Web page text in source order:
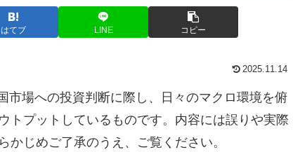
はてブ LINE コピー
2025.11.14
市場への投資判断に際し、日々のマクロ環境を俯
トプットしているものです。内容には誤りや実際
じめご了承のうえ、ご覧ください。